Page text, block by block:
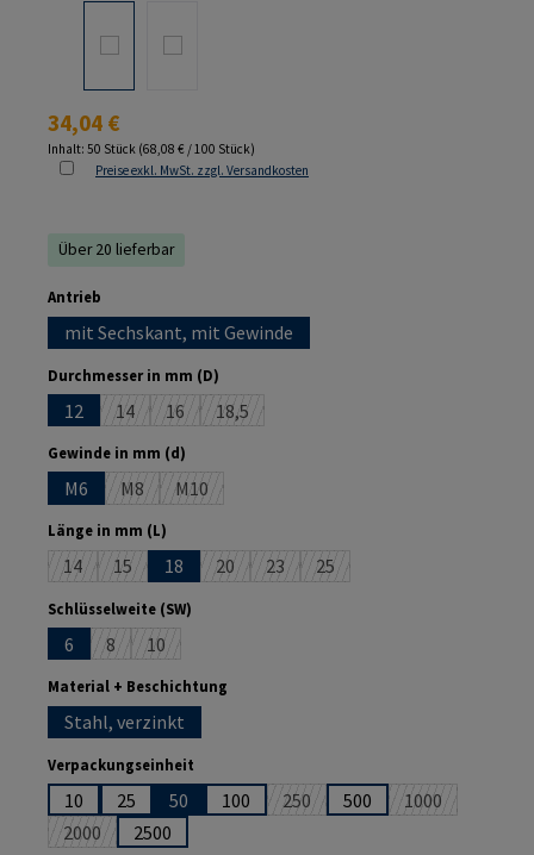
Regulärer Preis:
34,04 €
Inhalt: 50 Stück (68,08 € / 100 Stück)
Preise exkl. MwSt. zzgl. Versandkosten
Über 20 lieferbar
Antrieb
mit Sechskant, mit Gewinde
Durchmesser in mm (D)
12 14(Diese Option ist zurzeit nicht verfügbar.)
16(Diese Option ist zurzeit nicht verfügbar.)
18,5(Diese Option ist zurzeit nicht verfügbar.)
Gewinde in mm (d)
M6 M8(Diese Option ist zurzeit nicht verfügbar.)
M10(Diese Option ist zurzeit nicht verfügbar.)
Länge in mm (L)
14(Diese Option ist zurzeit nicht verfügbar.)
15(Diese Option ist zurzeit nicht verfügbar.)
18 20(Diese Option ist zurzeit nicht verfügbar.)
23(Diese Option ist zurzeit nicht
25(Diese Option ist zurzeit
Schlüsselweite (SW)
6 8(Diese Option ist zurzeit nicht verfügbar.)
10(Diese Option ist zurzeit nicht verfügbar.)
Material + Beschichtung
Stahl, verzinkt
Verpackungseinheit
10 25 50 100 250(Diese Option ist zurzeit nicht
500 1000(Diese Option
2000(Diese Option ist zurzeit nicht verfügbar.)
2500